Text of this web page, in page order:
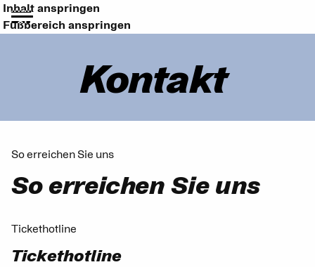
Inhalt anspringen
Fußbereich anspringen
Kontakt
So erreichen Sie uns
So erreichen Sie uns
Tickethotline
Tickethotline